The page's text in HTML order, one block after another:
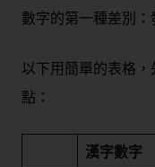
數字的第一種差別：
以下用簡單的表格
點：
漢字數字